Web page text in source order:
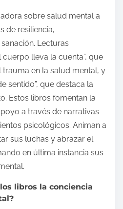
sobre salud mental a
de resiliencia,
Lecturas
cuerpo lleva la cuenta”, que
en la salud mental, y
sentido”, que destaca la
Estos libros fomentan la
a través de narrativas
psicológicos. Animan a
sus luchas y abrazar el
en última instancia sus
libros la conciencia